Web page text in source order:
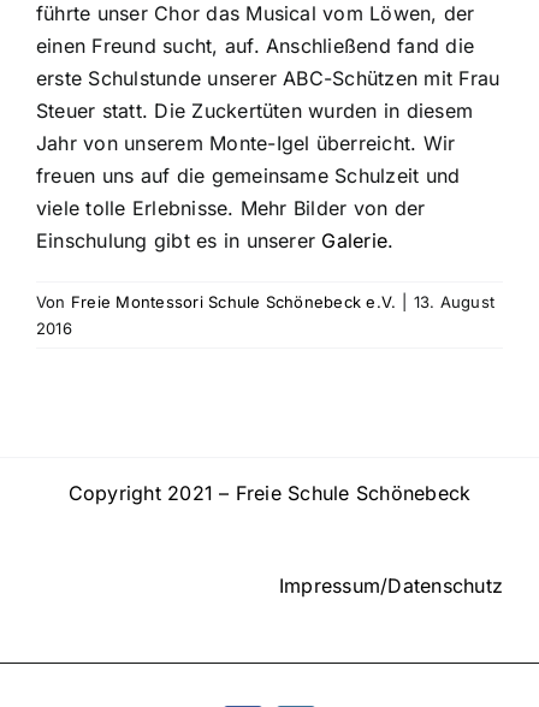
führte unser Chor das Musical vom Löwen, der
einen Freund sucht, auf. Anschließend fand die
erste Schulstunde unserer ABC-Schützen mit Frau
Steuer statt. Die Zuckertüten wurden in diesem
Jahr von unserem Monte-Igel überreicht. Wir
freuen uns auf die gemeinsame Schulzeit und
viele tolle Erlebnisse. Mehr Bilder von der
Einschulung gibt es in unserer Galerie.
Von Freie Montessori Schule Schönebeck e.V.
13. August
2016
Copyright 2021 – Freie Schule Schönebeck
Impressum/Datenschutz